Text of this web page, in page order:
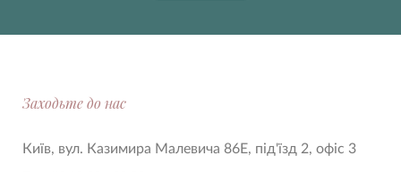
Заходьте до нас
Київ, вул. Казимира Малевича 86Е, під'їзд 2, офіс 3